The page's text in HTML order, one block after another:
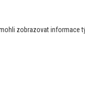
106 00
PRODEJNA
zobrazovat informace